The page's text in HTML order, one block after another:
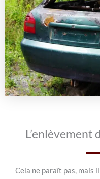
L’enlèvement
Cela ne paraît pas, mais